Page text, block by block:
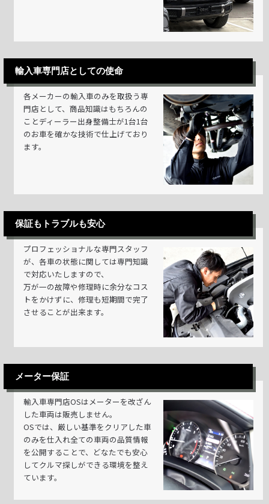
輸入車専門店としての使命
各メーカーの輸入車のみを取扱う専
門店として、商品知識はもちろんの
ことディーラー出身整備士が1台1台
のお車を確かな技術で仕上げており
ます。
保証もトラブルも安心
プロフェッショナルな専門スタッフ
が、各車の状態に関しては専門知識
で対応いたしますので、
万が一の故障や修理時に余分なコス
トをかけずに、修理も短期間で完了
させることが出来ます。
メーター保証
輸入車専門店OSはメーターを改ざん
した車両は販売しません。
OSでは、厳しい基準をクリアした車
のみを仕入れ全ての車両の品質情報
を公開することで、どなたでも安心
してクルマ探しができる環境を整え
ています。